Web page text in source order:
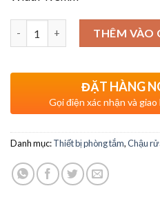
THÊM VÀO
ĐẶT HÀNG
Gọi điện xác nhận và
Danh mục:Thiết bị phòng tắm,Chậu